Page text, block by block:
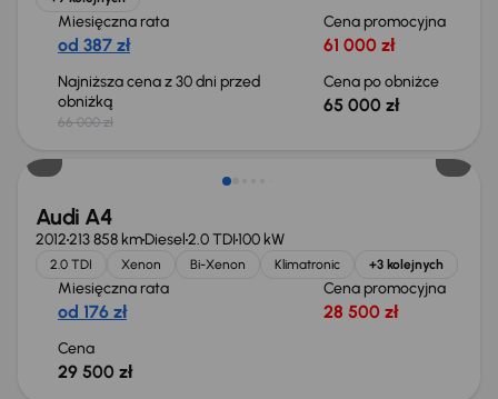
Miesięczna rata
od 387 zł
Cena promocyjna
61 000 zł
Najniższa cena z 30 dni przed
obniżką
66 000 zł
Cena po obniżce
65 000 zł
Audi A4
2012213 858 kmDiesel2.0 TDI100 kW
2.0 TDI Xenon Bi-Xenon Klimatronic +3 kolejnych
Miesięczna rata
od 176 zł
Cena promocyjna
28 500 zł
Cena
29 500 zł